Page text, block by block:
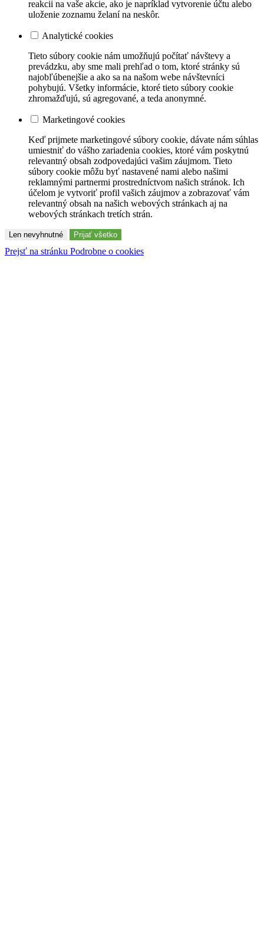
reakcii na vaše akcie, ako je napríklad vytvorenie účtu alebo
uloženie zoznamu želaní na neskôr.
Analytické cookies
Tieto súbory cookie nám umožňujú počítať návštevy a
prevádzku, aby sme mali prehľad o tom, ktoré stránky sú
najobľúbenejšie a ako sa na našom webe návštevníci
pohybujú. Všetky informácie, ktoré tieto súbory cookie
zhromažďujú, sú agregované, a teda anonymné.
Marketingové cookies
Keď prijmete marketingové súbory cookie, dávate nám súhlas
umiestniť do vášho zariadenia cookies, ktoré vám poskytnú
relevantný obsah zodpovedajúci vašim záujmom. Tieto
súbory cookie môžu byť nastavené nami alebo našimi
reklamnými partnermi prostredníctvom našich stránok. Ich
účelom je vytvoriť profil vašich záujmov a zobrazovať vám
relevantný obsah na našich webových stránkach aj na
webových stránkach tretích strán.
Len nevyhnutné Prijať všetko
Prejsť na stránku Podrobne o cookies